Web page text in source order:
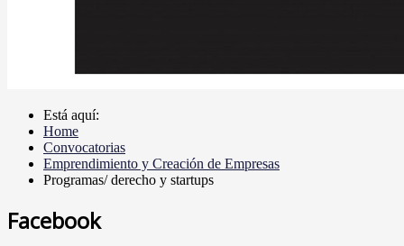
Está aquí:
Home
Convocatorias
Emprendimiento y Creación de Empresas
Programas/ derecho y startups
Facebook